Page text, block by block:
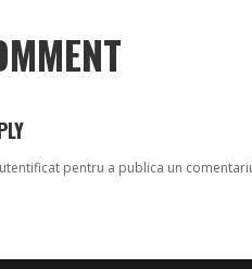
pentru a publica un